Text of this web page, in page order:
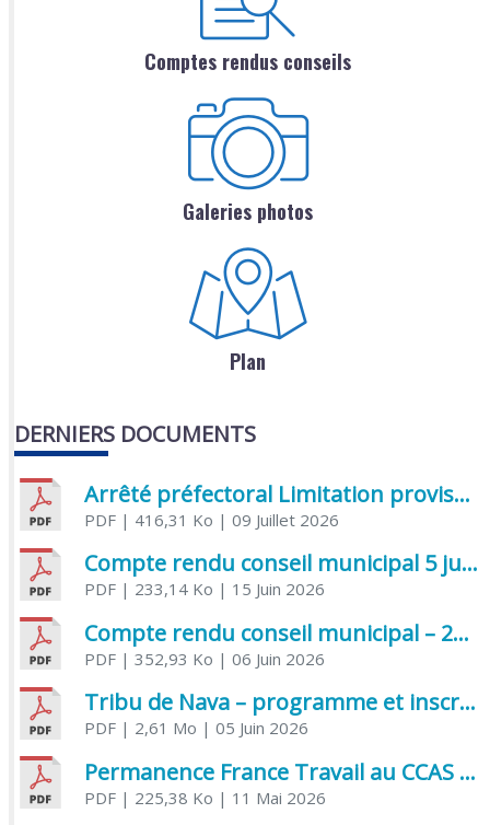
Comptes rendus conseils
Galeries photos
Plan
DERNIERS DOCUMENTS
Arrêté préfectoral Limitation provisoire des usages de l’eau
PDF| 416,31 Ko | 09 Juillet 2026
Compte rendu conseil municipal 5 juin 2026 sénatoriale
PDF| 233,14 Ko | 15 Juin 2026
Compte rendu conseil municipal – 21 avril 2026
PDF| 352,93 Ko | 06 Juin 2026
Tribu de Nava – programme et inscriptions été 2026
PDF| 2,61 Mo | 05 Juin 2026
Permanence France Travail au CCAS de Saujon Juin 2026
PDF| 225,38 Ko | 11 Mai 2026